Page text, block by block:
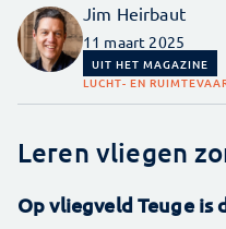
Jim Heirbaut
11 maart 2025
UIT HET MAGAZINE
LUCHT- EN
Leren vliegen
Op vliegveld Teuge is